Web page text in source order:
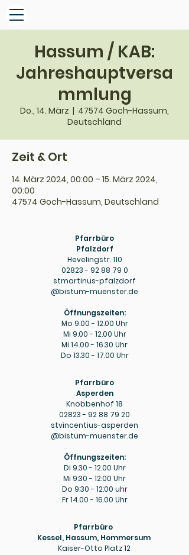
Hassum / KAB:
Jahreshauptversa
mmlung
Do., 14. März
  |
47574 Goch-Hassum,
Deutschland
Zeit & Ort
14. März 2024, 00:00 – 15. März 2024,
00:00
47574 Goch-Hassum, Deutschland
Pfarrbüro
Pfalzdorf
Hevelingstr. 110
02823 - 92 88 79 0
stmartinus-pfalzdorf
@bistum-muenster.de
Öffnungszeiten:
Mo 9.00 - 12.00 Uhr
Mi 9.00 - 12.00 Uhr
Mi 14.00 - 16.30 Uhr
Do 13.30 - 17.00 Uhr
Pfarrbüro
Asperden
Knobbenhof 18
02823 - 92 88 79 20
stvincentius-asperden
@bistum-muenster.de
Öffnungszeiten:
Di 9.30 - 12.00 Uhr
Mi 9:30 - 12:00 Uhr
Do 9:30 - 12:00 uhr
Fr14.00 - 16.00 Uhr
Pfarrbüro
Kessel, Hassum, Hommersum
Kaiser-Otto Platz 12